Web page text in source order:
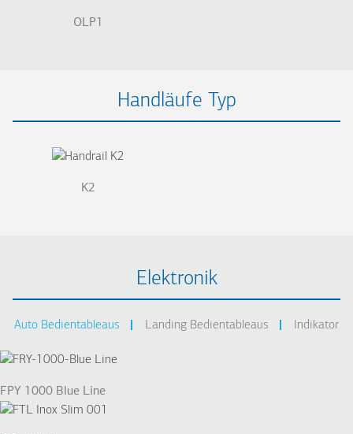
OLP1
Handläufe Typ
K2
Elektronik
Auto Bedientableaus Landing Bedientableaus Indikator
FPY 1000 Blue Line